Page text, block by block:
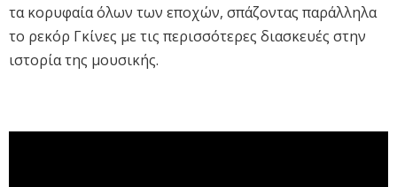
τα κορυφαία όλων των εποχών, σπάζοντας παράλληλα
το ρεκόρ Γκίνες με τις περισσότερες διασκευές στην
ιστορία της μουσικής.